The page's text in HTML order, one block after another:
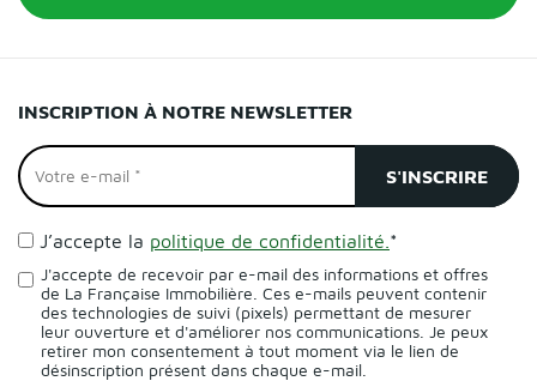
INSCRIPTION À NOTRE NEWSLETTER
J’accepte la politique de confidentialité. *
J'accepte de recevoir par e-mail des informations et offres
de La Française Immobilière. Ces e-mails peuvent contenir
des technologies de suivi (pixels) permettant de mesurer
leur ouverture et d'améliorer nos communications. Je peux
retirer mon consentement à tout moment via le lien de
désinscription présent dans chaque e-mail.